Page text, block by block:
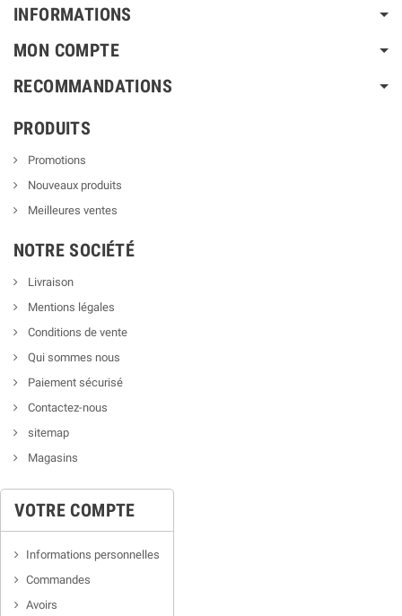
INFORMATIONS
MON COMPTE
RECOMMANDATIONS
PRODUITS
Promotions
Nouveaux produits
Meilleures ventes
NOTRE SOCIÉTÉ
Livraison
Mentions légales
Conditions de vente
Qui sommes nous
Paiement sécurisé
Contactez-nous
sitemap
Magasins
VOTRE COMPTE
Informations personnelles
Commandes
Avoirs